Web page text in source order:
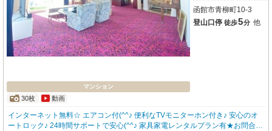
マンション
30枚 動画
函館市青柳町10-3
登山口停 徒歩5分 他
インターネット無料☆ エアコン付(^^♪ 便利なTVモニターホン付き♪ 安心のオ
ートロック♪ 24時間サポートで安心(^^♪ 家具家電レンタルプラン有★お問合わ